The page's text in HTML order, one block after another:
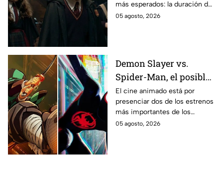
los fans de los libros
más esperados: la duración de
la primera temporada basada
05 agosto, 2026
Demon Slayer vs.
Spider-Man, el posible
gran enfrentamiento
en taquilla del 2027
El cine animado está por
presenciar dos de los estrenos
más importantes de los
últimos años.
05 agosto, 2026